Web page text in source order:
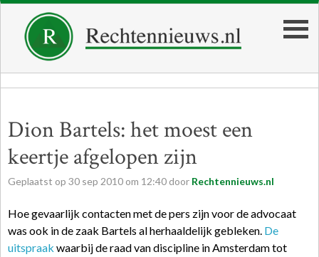
Dion Bartels: het moest een
keertje afgelopen zijn
Geplaatst op 30 sep 2010 om 12:40 door Rechtennieuws.nl
Hoe gevaarlijk contacten met de pers zijn voor de advocaat
was ook in de zaak Bartels al herhaaldelijk gebleken. De
uitspraak waarbij de raad van discipline in Amsterdam tot